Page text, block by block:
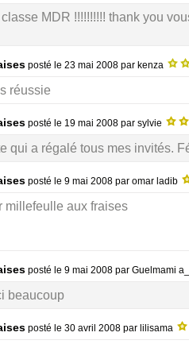
MDR !!!!!!!!!! thank you
posté le 23 mai 2008 par kenza
réussie
posté le 19 mai 2008 par sylvie
qui a régalé tous mes invités.
posté le 9 mai 2008 par omar ladib
millefeulle aux fraises
posté le 9 mai 2008 par Guelmami
beaucoup
posté le 30 avril 2008 par lilisama